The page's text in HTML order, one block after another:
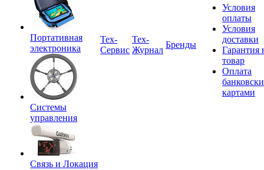
Портативная
электроника
Системы
управления
Связь и Локация
Tex-
Сервис
Тех-
Журнал
Бренды
Условия
оплаты
Условия
доставки
Гарантия
товар
Оплата
картами